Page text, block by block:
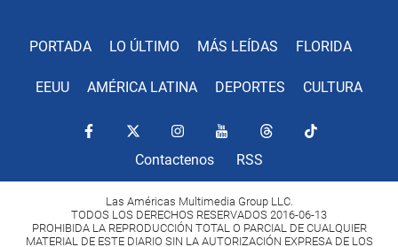
PORTADA LO ÚLTIMO MÁS LEÍDAS FLORIDA
EEUU AMÉRICA LATINA DEPORTES CULTURA
Contactenos RSS
Las Américas Multimedia Group LLC.
TODOS LOS DERECHOS RESERVADOS 2016-06-13
PROHIBIDA LA REPRODUCCIÓN TOTAL O PARCIAL DE CUALQUIER
MATERIAL DE ESTE DIARIO SIN LA AUTORIZACIÓN EXPRESA DE LOS